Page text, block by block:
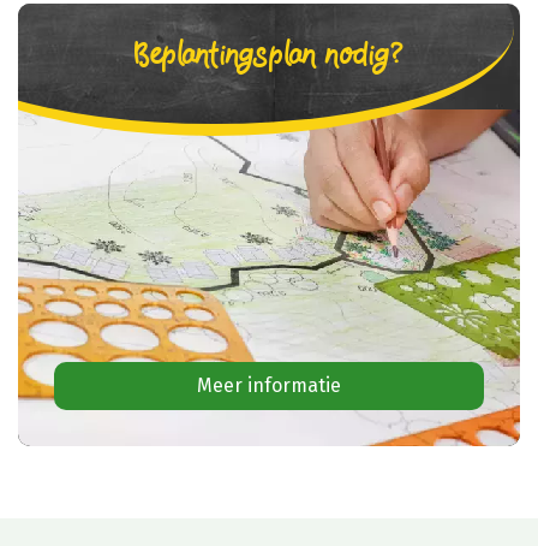
Beplantingsplan nodig?
Meer informatie